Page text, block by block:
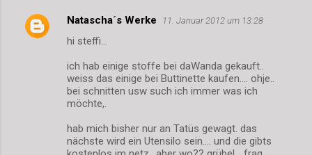
K
Natascha´s Werke 11. Januar 2012 um 13:28
hi steffi...
ich hab einige stoffe bei daWanda gekauft..
weiss das einige bei Buttinette kaufen.... ohje..
bei schnitten usw such ich immer was ich
möchte,.
hab mich bisher nur an Tatüs gewagt. das
nächste wird ein Utensilo sein.... und die gibts